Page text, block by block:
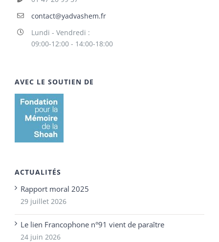
contact@yadvashem.fr
Lundi - Vendredi :
09:00-12:00 - 14:00-18:00
AVEC LE SOUTIEN DE
ACTUALITÉS
Rapport moral 2025
29 juillet 2026
Le lien Francophone n°91 vient de paraître
24 juin 2026